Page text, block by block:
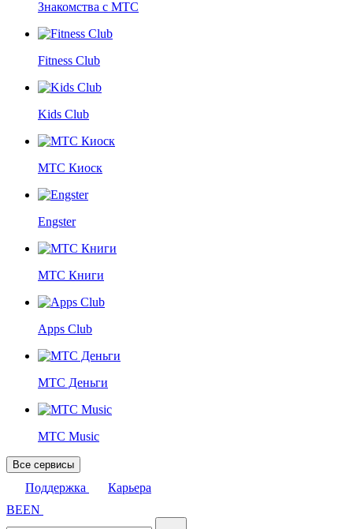
Знакомства с МТС
Fitness Club
Kids Club
МТС Киоск
Engster
МТС Книги
Apps Club
МТС Деньги
МТС Music
Все сервисы
Поддержка
Карьера
BEEN